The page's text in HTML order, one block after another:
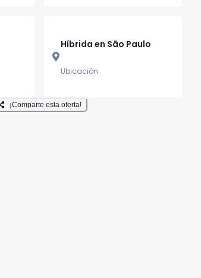
Híbrida en São Paulo
Ubicación
¡Comparte esta oferta!